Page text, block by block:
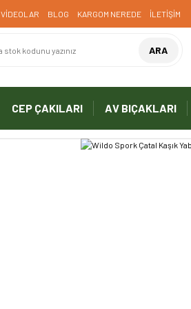
VİDEOLAR BLOG KARGOM NEREDE İLETİŞİM
ARA
CEP ÇAKILARI AV BIÇAKLARI